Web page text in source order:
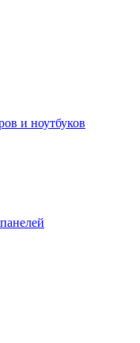
и ноутбуков